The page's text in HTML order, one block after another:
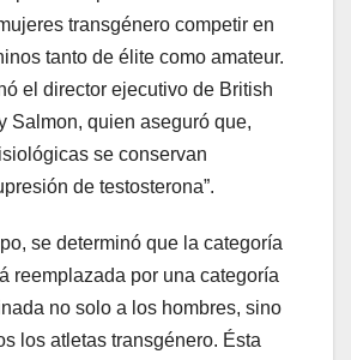
transgénero competir en
tanto de élite como amateur.
el director ejecutivo de British
Salmon, quien aseguró que,
se conservan
de testosterona”.
se determinó que la categoría
reemplazada por una categoría
no solo a los hombres, sino
los atletas transgénero. Ésta